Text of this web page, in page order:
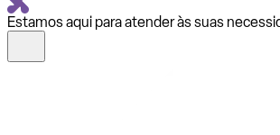
Estamos aqui para atender às suas